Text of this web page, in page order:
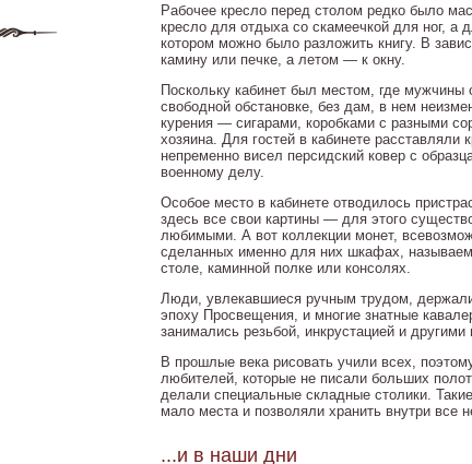
Рабочее кресло перед столом редко было
кресло для отдыха со скамеечкой для ног, а
котором можно было разложить книгу. В
камину или печке, а летом — к окну.
Поскольку кабинет был местом, где мужчины
свободной обстановке, без дам, в нем
курения — сигарами, коробками с разными
хозяина. Для гостей в кабинете
непременно висел персидский ковер с
военному делу.
Особое место в кабинете отводилось
здесь все свои картины — для этого
любимыми. А вот коллекции монет,
сделанных именно для них шкафах,
столе, каминной полке или консолях.
Люди, увлекавшиеся ручным трудом,
эпоху Просвещения, и многие знатные
занимались резьбой, инкрустацией и
В прошлые века рисовать учили всех,
любителей, которые не писали больших
делали специальные складные столики.
мало места и позволяли хранить внутри все
...и в наши дни